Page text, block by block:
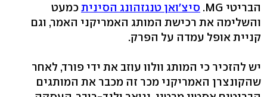
הבריטי MG.
סיצ'ואן טנגזהונג הסיניתכמעט
והשלימה את רכישת המותג האמריקני האמר, וגם
קניית אופל עמדה על הפרק.
יש להזכיר כי המותג וולוו עוזב את ידי פורד, לאחר
שהקונצרן האמריקני מכר זה מכבר את המותגים